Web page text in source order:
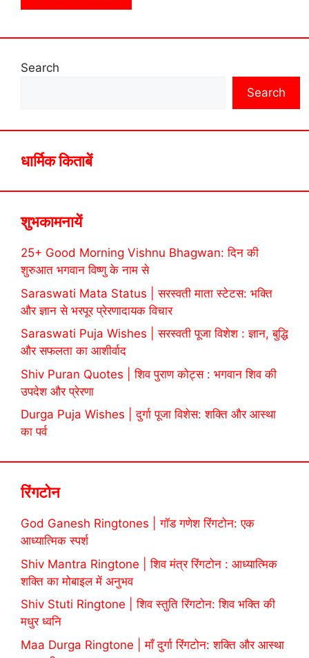
Search
Search
धार्मिक किताबें
शुभकामनायें
25+ Good Morning Vishnu Bhagwan: दिन की
शुरुआत भगवान विष्णु के नाम से
Saraswati Mata Status | सरस्वती माता स्टेटस: भक्ति
और ज्ञान से भरपूर प्रेरणादायक विचार
Saraswati Puja Wishes | सरस्वती पूजा विशेश : ज्ञान, बुद्धि
और सफलता का आशीर्वाद
Shiv Puran Quotes | शिव पुराण कोट्स : भगवान शिव की
उपदेश और प्रेरणा
Durga Puja Wishes | दुर्गा पूजा विशेस: शक्ति और आस्था
का पर्व
रिंगटोन
God Ganesh Ringtones | गॉड गणेश रिंगटोन: एक
आध्यात्मिक स्पर्श
Shiv Mantra Ringtone | शिव मंत्र रिंगटोन : आध्यात्मिक
शक्ति का मोबाइल में अनुभव
Shiv Stuti Ringtone | शिव स्तुति रिंगटोन: शिव भक्ति की
मधुर ध्वनि
Maa Durga Ringtone | माँ दुर्गा रिंगटोन: शक्ति और आस्था